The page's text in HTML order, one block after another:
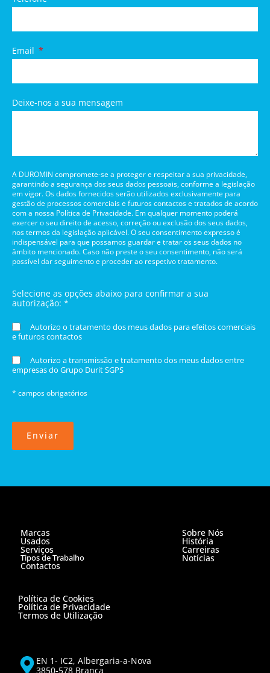
Email
Deixe-nos a sua mensagem
A DUROMIN compromete-se a proteger e respeitar a sua privacidade,
garantindo a segurança dos seus dados pessoais, conforme a legislação
em vigor. Os dados fornecidos serão utilizados exclusivamente para
gestão de processos comerciais e futuros contactos e tratados de acordo
com a nossa Política de Privacidade. Em qualquer momento poderá
exercer o seu direito de acesso, correção ou exclusão dos seus dados,
nos termos da legislação aplicável. O seu consentimento expresso é
indispensável para que possamos guardar e tratar os seus dados no
âmbito mencionado. Caso não preste o seu consentimento, não será
possível dar seguimento e proceder ao respetivo tratamento.
Selecione as opções abaixo para confirmar a sua
autorização: *
Autorizo o tratamento dos meus dados para efeitos comerciais
e futuros contactos
Autorizo a transmissão e tratamento dos meus dados entre
empresas do Grupo Durit SGPS
* campos obrigatórios
Enviar
Marcas
Usados
Serviços
Tipos de Trabalho
Contactos
Sobre Nós
História
Carreiras
Notícias
Política de Cookies
Política de Privacidade
Termos de Utilização
EN 1- IC2, Albergaria-a-Nova
3850-578 Branca